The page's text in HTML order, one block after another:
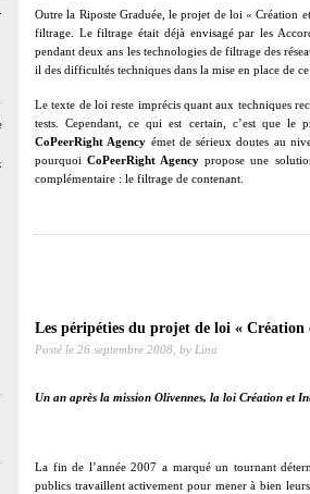
Outre la Riposte Graduée, le projet de loi « Création
filtrage. Le filtrage était déjà envisagé par les
pendant deux ans les technologies de filtrage des
il des difficultés techniques dans la mise en place de
Le texte de loi reste imprécis quant aux techniques
tests. Cependant, ce qui est certain, c’est que
CoPeerRight Agency émet de sérieux doutes au
pourquoiCoPeerRight Agency propose une
complémentaire : le filtrage de contenant.
Les péripéties du projet de loi «
Posté le 26 septembre 2008, by Lina
Un an après la mission Olivennes, la loi Création et
La fin de l’année 2007 a marqué un tournant
publics travaillent activement pour mener à bien